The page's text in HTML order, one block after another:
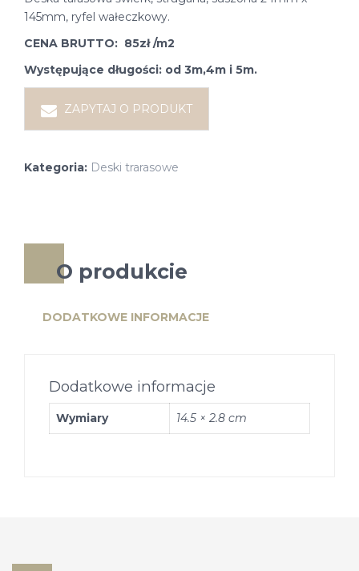
145mm, ryfel wałeczkowy.
CENA BRUTTO: 85zł /m2
Występujące długości: od 3m,4m i 5m.
ZAPYTAJ O PRODUKT
Kategoria: Deski trarasowe
O produkcie
DODATKOWE INFORMACJE
Dodatkowe informacje
Wymiary 14.5 × 2.8 cm